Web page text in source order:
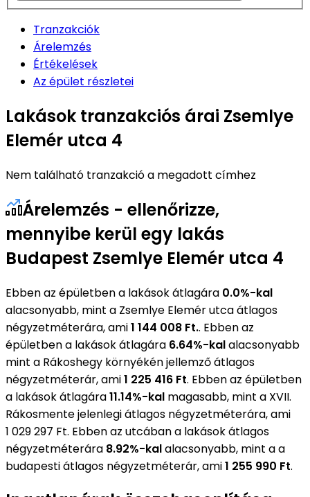
Tranzakciók
Árelemzés
Értékelések
Az épület részletei
Lakások tranzakciós árai Zsemlye
Elemér utca 4
Nem található tranzakció a megadott címhez
Árelemzés - ellenőrizze,
mennyibe kerül egy lakás
Budapest Zsemlye Elemér utca 4
Ebben az épületben a lakások átlagára 0.0%-kal
alacsonyabb, mint a Zsemlye Elemér utca átlagos
négyzetméterára, ami1 144 008 Ft.. Ebben az
épületben a lakások átlagára 6.64%-kalalacsonyabb
mint a Rákoshegy környékén jellemző átlagos
négyzetméterár, ami1 225 416 Ft. Ebben az épületben
a lakások átlagára11.14%-kal magasabb, mint a XVII.
Rákosmente jelenlegi átlagos négyzetméterára, ami
1 029 297 Ft. Ebben az utcában a lakások átlagos
négyzetméterára 8.92%-kalalacsonyabb, mint a a
budapesti átlagos négyzetméterár, ami1 255 990 Ft.